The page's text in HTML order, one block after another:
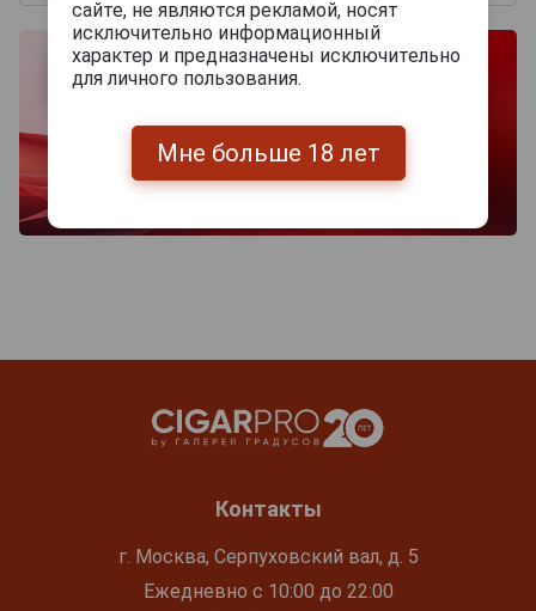
Контакты
г. Москва, Серпуховский вал, д. 5
Ежедневно с 10:00 до 22:00
сайте, не являются рекламой, носят
исключительно информационный
характер и предназначены исключительно
для личного пользования.
Мне больше 18 лет